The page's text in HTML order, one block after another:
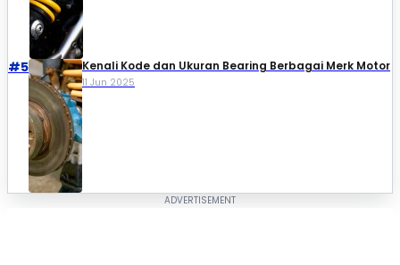
#5 Kenali Kode dan Ukuran Bearing Berbagai Merk Motor
11 Jun 2025